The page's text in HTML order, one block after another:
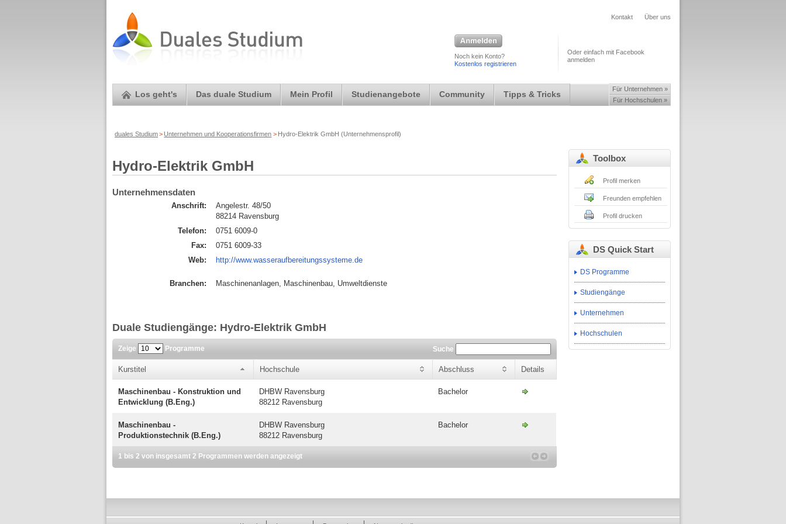
Kontakt Über uns
Noch kein Konto?
Kostenlos registrieren
Oder einfach mit Facebook
anmelden
Los geht's Das duale Studium Mein Profil Studienangebote Community Tipps & Tricks
Für Unternehmen »
Für Hochschulen »
duales Studium> Unternehmen und Kooperationsfirmen > Hydro-Elektrik GmbH (Unternehmensprofil)
Hydro-Elektrik GmbH
Unternehmensdaten
Anschrift:
Angelestr. 48/50
88214 Ravensburg
Telefon:
0751 6009-0
Fax:
0751 6009-33
Web:
http://www.wasseraufbereitungssysteme.de
Branchen: Maschinenanlagen, Maschinenbau, Umweltdienste
Duale Studiengänge: Hydro-Elektrik GmbH
Zeige Programme Suche
Kurstitel Hochschule Abschluss Details
Maschinenbau - Konstruktion und
Entwicklung (B.Eng.)
DHBW Ravensburg
88212 Ravensburg
Bachelor
Maschinenbau -
Produktionstechnik (B.Eng.)
DHBW Ravensburg
88212 Ravensburg
Bachelor
1 bis 2 von insgesamt 2 Programmen werden angezeigt
Toolbox
Profil merken
Freunden empfehlen
Profil drucken
DS Quick Start
DS Programme
Studiengänge
Unternehmen
Hochschulen